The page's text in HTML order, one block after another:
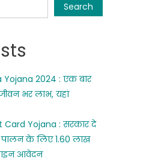
Search
Yojana 2024 : एक बार
भर लाभ, यहां
Card Yojana : सरकार दे
पालन के लिए 1.60 लाख
आवेदन